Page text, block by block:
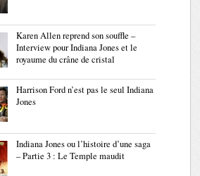
Karen Allen reprend son souffle –
Interview pour Indiana Jones et le
royaume du crâne de cristal
Harrison Ford n’est pas le seul Indiana
Jones
Indiana Jones ou l’histoire d’une saga
– Partie 3 : Le Temple maudit